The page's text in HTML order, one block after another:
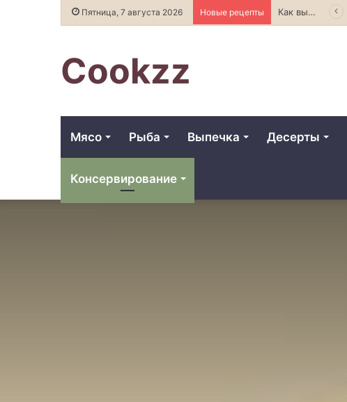
Пятница, 7 августа 2026 Новые рецепты Как правильно хранить хлеб, чтобы он дольше оставался свежим
Cookzz
Мясо Рыба Выпечка Десерты
Консервирование